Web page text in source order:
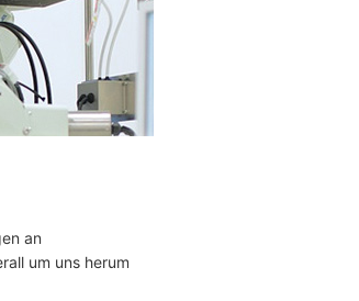
an
um uns herum